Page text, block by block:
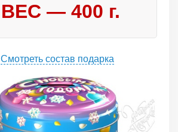
ВЕС — 400 г.
Смотреть состав подарка